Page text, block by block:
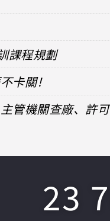
課程規劃
卡關！
管機關查廠、許
23